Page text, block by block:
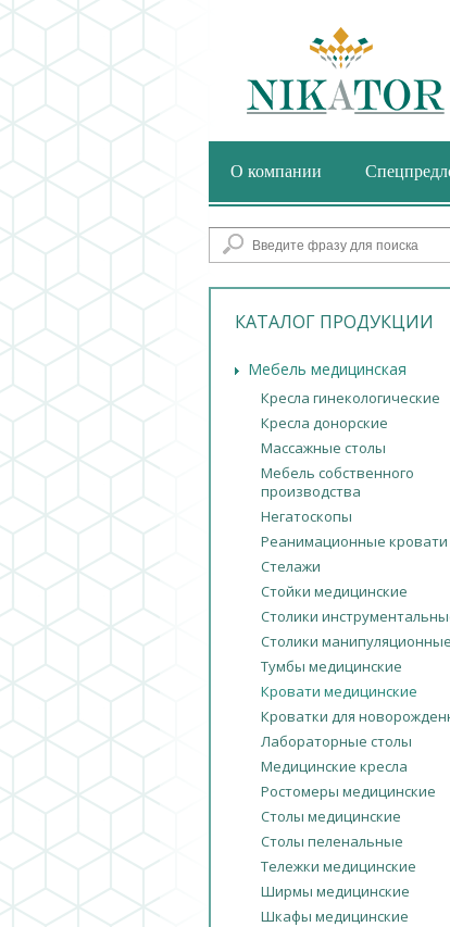
О компании
КАТАЛОГ ПРОДУКЦИИ
Мебель медицинская
Кресла гинекологические
Кресла донорские
Массажные столы
Мебель собственного
производства
Негатоскопы
Реанимационные кровати
Стелажи
Стойки медицинские
Столики
Столики манипуляционные
Тумбы медицинские
Кровати медицинские
Кроватки для
Лабораторные столы
Медицинские кресла
Ростомеры медицинские
Столы медицинские
Столы пеленальные
Тележки медицинские
Ширмы медицинские
Шкафы медицинские